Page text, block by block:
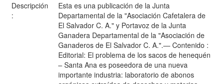
Descripción
:
Esta es una publicación de la Junta
Departamental de la "Asociación Cafetalera de
El Salvador C. A." y Portavoz de la Junta
Ganadera Departamental de la "Asociación de
Ganaderos de El Salvador C. A.".— Contenido :
Editorial: El problema de los sacos de henequén
– Santa Ana es poseedora de una nueva
importante industria: laboratorio de abonos